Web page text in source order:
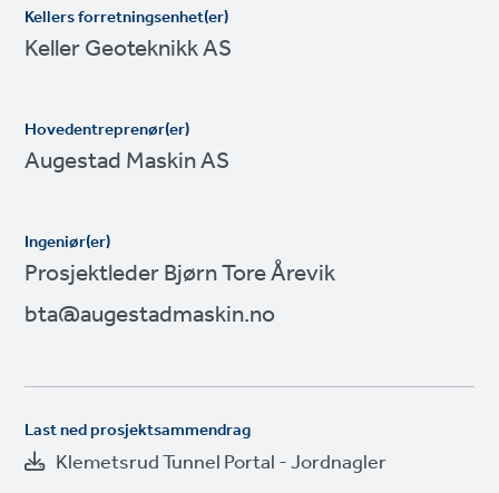
Kellers forretningsenhet(er)
Keller Geoteknikk AS
Hovedentreprenør(er)
Augestad Maskin AS
Ingeniør(er)
Prosjektleder Bjørn Tore Årevik
bta@augestadmaskin.no
Last ned prosjektsammendrag
Klemetsrud Tunnel Portal - Jordnagler